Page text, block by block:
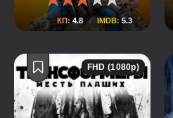
КП: 4.8 IMDB: 5.3
FHD (1080p)